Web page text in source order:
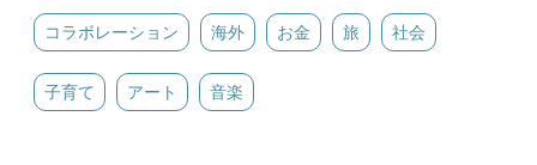
コラボレーション 海外 お金 旅 社会
子育て アート 音楽